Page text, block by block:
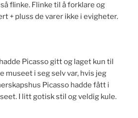
flinke. Flinke til å forklare og
+ pluss de varer ikke i evigheter.
Picasso gitt og laget kun til
museet i seg selv var, hvis jeg
Picasso hadde fått i
I litt gotisk stil og veldig kule.